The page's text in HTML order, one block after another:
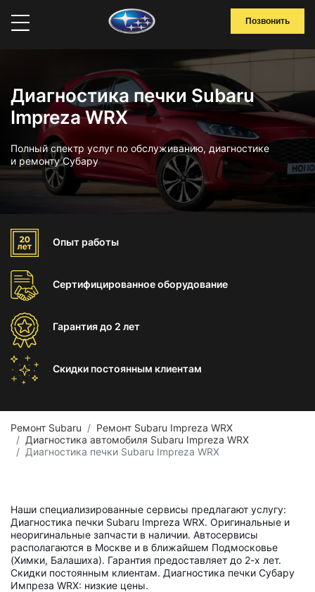
Позвонить
Диагностика печки Subaru
Impreza WRX
Полный спектр услуг по обслуживанию, диагностике
и ремонту Субару
Опыт работы
Сертифицированноеоборудование
Гарантиядо 2 лет
Скидки постоянным клиентам
Ремонт Subaru
Ремонт Subaru Impreza WRX
Диагностика автомобиля Subaru Impreza WRX
Диагностика печки Subaru Impreza WRX
Наши специализированные сервисы предлагают услугу:
Диагностика печки Subaru Impreza WRX. Оригинальные и
неоригинальные запчасти в наличии. Автосервисы
располагаются в Москве и в ближайшем Подмосковье
(Химки, Балашиха). Гарантия предоставляет до 2-х лет.
Скидки постоянным клиентам. Диагностика печки Субару
Импреза WRX: низкие цены.